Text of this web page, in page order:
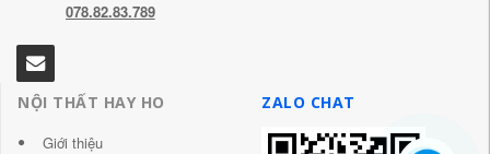
078.82.83.789
NỘI THẤT HAY HO
Giới thiệu
ZALO CHAT